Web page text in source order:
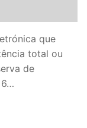
que
total ou
de
6…